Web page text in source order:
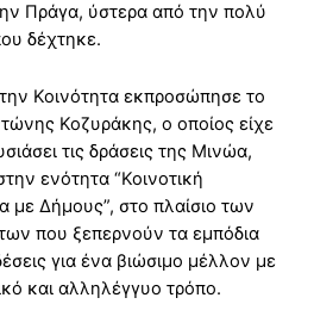
Πράγα, ύστερα από την πολύ
δέχτηκε.
Κοινότητα εκπροσώπησε το
Κοζυράκης, ο οποίος είχε
τις δράσεις της Μινώα,
ενότητα “Κοινοτική
με Δήμους”, στο πλαίσιο των
που ξεπερνούν τα εμπόδια
για ένα βιώσιμο μέλλον με
και αλληλέγγυο τρόπο.